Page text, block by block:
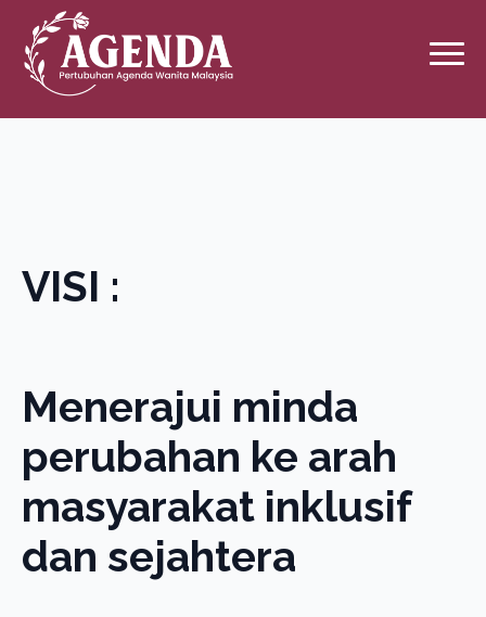
VISI :
Menerajui minda
perubahan ke arah
masyarakat inklusif
dan sejahtera